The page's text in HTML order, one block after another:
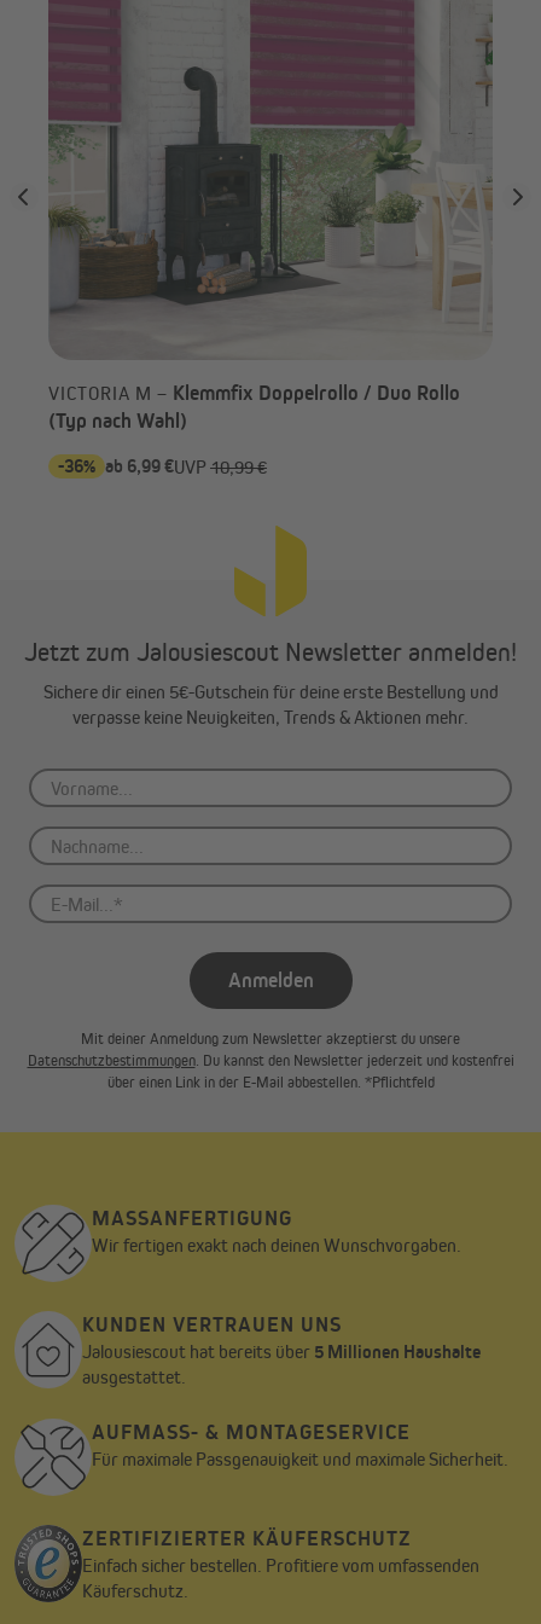
VICTORIA M – Klemmfix Doppelrollo / Duo Rollo
(Typ nach Wahl)
-36% ab 6,99 €UVP 10,99 €
Jetzt zum Jalousiescout Newsletter anmelden!
Sichere dir einen 5€-Gutschein für deine erste Bestellung und
verpasse keine Neuigkeiten, Trends & Aktionen mehr.
Anmelden
Mit deiner Anmeldung zum Newsletter akzeptierst du unsere
Datenschutzbestimmungen. Du kannst den Newsletter jederzeit und kostenfrei
über einen Link in der E-Mail abbestellen. *Pflichtfeld
MASSANFERTIGUNG
Wir fertigen exakt nach deinen Wunschvorgaben.
KUNDEN VERTRAUEN UNS
Jalousiescout hat bereits über 5 Millionen Haushalte
ausgestattet.
AUFMASS- & MONTAGESERVICE
Für maximale Passgenauigkeit und maximale Sicherheit.
ZERTIFIZIERTER KÄUFERSCHUTZ
Einfach sicher bestellen. Profitiere vom umfassenden
Käuferschutz.